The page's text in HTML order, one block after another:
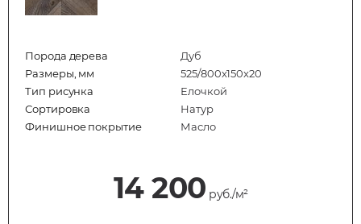
Порода дерева
Дуб
Размеры, мм
525/800x150x20
Тип рисунка
Елочкой
Сортировка
Натур
Финишное покрытие
Масло
14 200 руб./м²